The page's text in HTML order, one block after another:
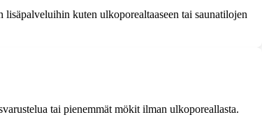
kuten ulkoporealtaaseen tai saunatilojen
tai pienemmät mökit ilman ulkoporeallasta.